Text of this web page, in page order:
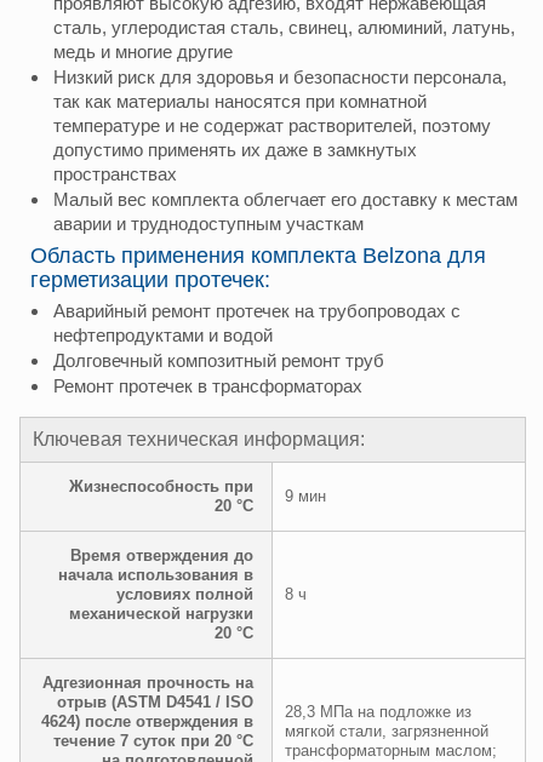
сталь, углеродистая сталь, свинец, алюминий, латунь,
медь и многие другие
Низкий риск для здоровья и безопасности персонала,
так как материалы наносятся при комнатной
температуре и не содержат растворителей, поэтому
допустимо применять их даже в замкнутых
пространствах
Малый вес комплекта облегчает его доставку к местам
аварии и труднодоступным участкам
Область применения комплекта Belzona для
герметизации протечек:
Аварийный ремонт протечек на трубопроводах с
нефтепродуктами и водой
Долговечный композитный ремонт труб
Ремонт протечек в трансформаторах
Ключевая техническая информация:
Жизнеспособность при
20 °C
9 мин
Время отверждения до
начала использования в
условиях полной
механической нагрузки
20 °C
8 ч
Адгезионная прочность на
отрыв (ASTM D4541 / ISO
4624) после отверждения в
течение 7 суток при 20 °C
28,3 МПа на подложке из
мягкой стали, загрязненной
трансформаторным маслом;